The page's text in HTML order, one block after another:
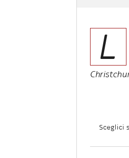
L
Sceglici